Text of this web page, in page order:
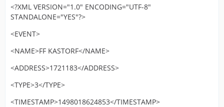
<?XML VERSION="1.0" ENCODING="UTF-8"
STANDALONE="YES"?>
<EVENT>
<NAME>FF KASTORF</NAME>
<ADDRESS>1721183</ADDRESS>
<TYPE>3</TYPE>
<TIMESTAMP>1498018624853</TIMESTAMP>